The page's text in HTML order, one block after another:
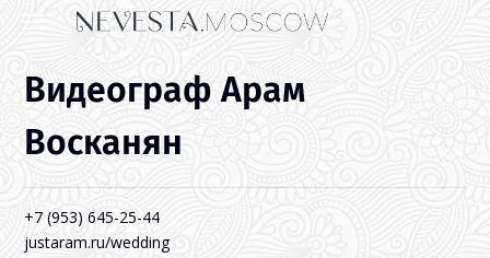
Видеограф Арам
Восканян
+7 (953) 645-25-44
justaram.ru/wedding